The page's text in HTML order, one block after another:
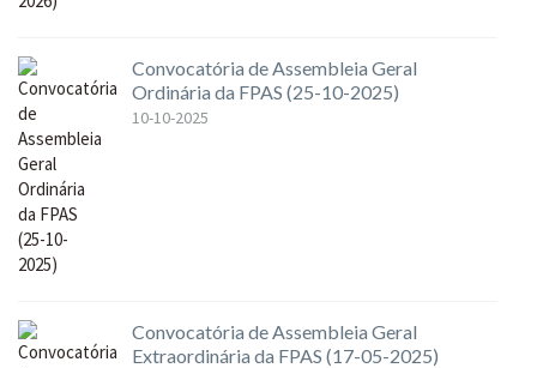
Convocatória de Assembleia Geral
Ordinária da FPAS (25-10-2025)
10-10-2025
Convocatória de Assembleia Geral
Extraordinária da FPAS (17-05-2025)